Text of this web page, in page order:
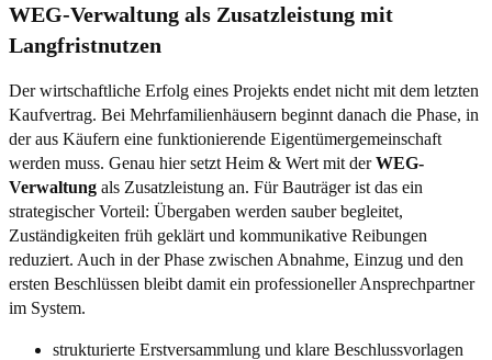
WEG-Verwaltung als Zusatzleistung mit
Langfristnutzen
Der wirtschaftliche Erfolg eines Projekts endet nicht mit dem letzten
Kaufvertrag. Bei Mehrfamilienhäusern beginnt danach die Phase, in
der aus Käufern eine funktionierende Eigentümergemeinschaft
werden muss. Genau hier setzt Heim & Wert mit derWEG-
Verwaltung als Zusatzleistung an. Für Bauträger ist das ein
strategischer Vorteil: Übergaben werden sauber begleitet,
Zuständigkeiten früh geklärt und kommunikative Reibungen
reduziert. Auch in der Phase zwischen Abnahme, Einzug und den
ersten Beschlüssen bleibt damit ein professioneller Ansprechpartner
im System.
strukturierte Erstversammlung und klare Beschlussvorlagen